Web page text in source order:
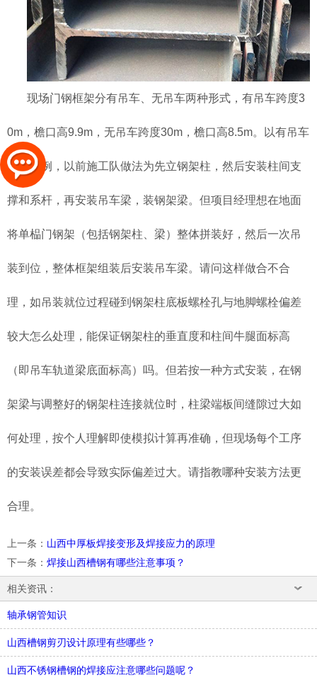
现场门钢框架分有吊车、无吊车两种形式，有吊车跨度3
0m，檐口高9.9m，无吊车跨度30m，檐口高8.5m。以有吊车
门钢为例，以前施工队做法为先立钢架柱，然后安装柱间支
撑和系杆，再安装吊车梁，装钢架梁。但项目经理想在地面
将单榀门钢架（包括钢架柱、梁）整体拼装好，然后一次吊
装到位，整体框架组装后安装吊车梁。请问这样做合不合
理，如吊装就位过程碰到钢架柱底板螺栓孔与地脚螺栓偏差
较大怎么处理，能保证钢架柱的垂直度和柱间牛腿面标高
（即吊车轨道梁底面标高）吗。但若按一种方式安装，在钢
架梁与调整好的钢架柱连接就位时，柱梁端板间缝隙过大如
何处理，按个人理解即使模拟计算再准确，但现场每个工序
的安装误差都会导致实际偏差过大。请指教哪种安装方法更
合理。
上一条 ： 山西中厚板焊接变形及焊接应力的原理
下一条 ： 焊接山西槽钢有哪些注意事项？
相关资讯：
轴承钢管知识
山西槽钢剪刃设计原理有些哪些？
山西不锈钢槽钢的焊接应注意哪些问题呢？